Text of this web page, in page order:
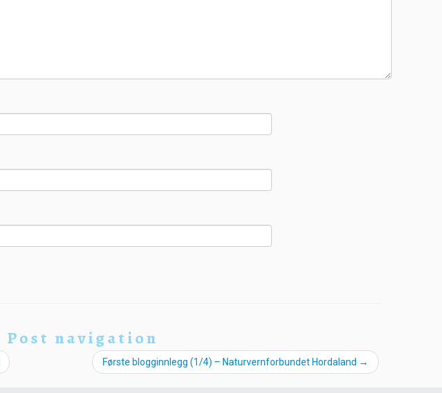
Post navigation
Første blogginnlegg (1/4) – Naturvernforbundet Hordaland →